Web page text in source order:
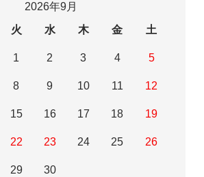
2026年9月
火 水 木 金 土
1 2 3 4 5
8 9 10 11 12
15 16 17 18 19
22 23 24 25 26
29 30